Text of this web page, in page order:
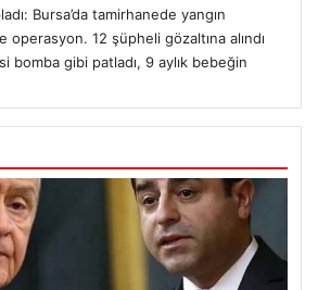
Bursa’da tamirhanede yangın
operasyon. 12 şüpheli gözaltına alındı
bomba gibi patladı, 9 aylık bebeğin